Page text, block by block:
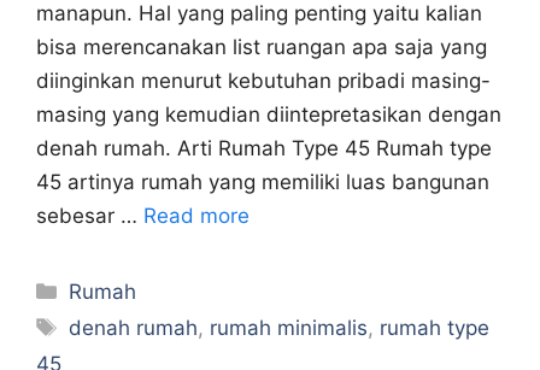
manapun. Hal yang paling penting yaitu kalian
bisa merencanakan list ruangan apa saja yang
diinginkan menurut kebutuhan pribadi masing-
masing yang kemudian diintepretasikan dengan
denah rumah. Arti Rumah Type 45 Rumah type
45 artinya rumah yang memiliki luas bangunan
sebesar … Read more
Categories
Rumah
Tags
denah rumah, rumah minimalis, rumah type
45